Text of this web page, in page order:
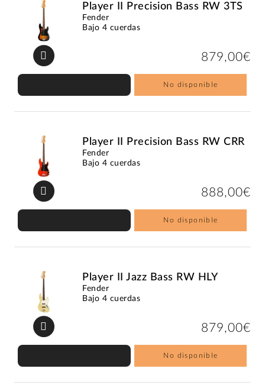
Player II Precision Bass RW 3TS
Fender
Bajo 4 cuerdas
879,00€
No disponible
Player II Precision Bass RW CRR
Fender
Bajo 4 cuerdas
888,00€
No disponible
Player II Jazz Bass RW HLY
Fender
Bajo 4 cuerdas
879,00€
No disponible